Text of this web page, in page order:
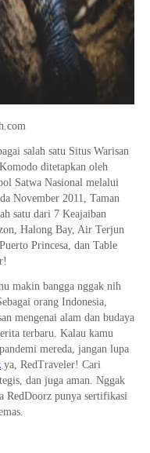
salah satu Situs Warisan
ditetapkan oleh
Satwa Nasional melalui
November 2011, Taman
satu dari 7 Keajaiban
Halong Bay, Air Terjun
Princesa, dan Table
makin bangga nggak nih
orang Indonesia,
mengenai alam dan budaya
terbaru. Kalau kamu
mereda, jangan lupa
ya, RedTraveler! Cari
dan juga aman. Nggak
RedDoorz punya sertifikasi